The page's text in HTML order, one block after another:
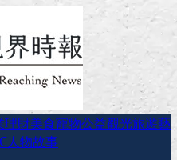
理財美食寵物公益觀光旅遊藝
人物故事